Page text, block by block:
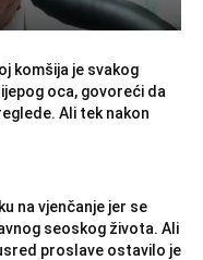
komšija je svakog
oca, govoreći da
Ali tek nakon
na vjenčanje jer se
seoskog života. Ali
proslave ostavilo je